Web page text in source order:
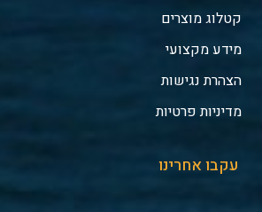
קטלוג מוצרים
מידע מקצועי
הצהרת נגישות
מדיניות פרטיות
עקבו אחרינו